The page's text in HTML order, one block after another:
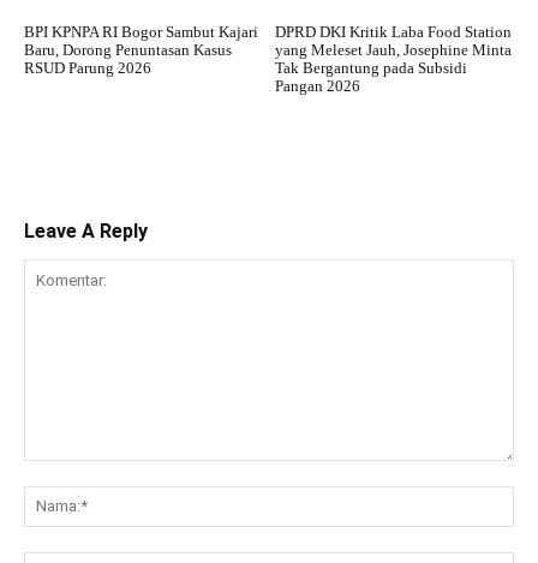
BPI KPNPA RI Bogor Sambut Kajari
Baru, Dorong Penuntasan Kasus
RSUD Parung 2026
DPRD DKI Kritik Laba Food Station
yang Meleset Jauh, Josephine Minta
Tak Bergantung pada Subsidi
Pangan 2026
Leave A Reply